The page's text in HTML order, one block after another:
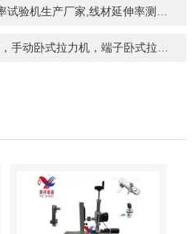
机生产厂家,线材延伸率测试仪价格
式拉力机，端子卧式拉力机，卧式插拔力机